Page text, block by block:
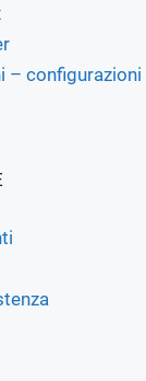
– configurazioni